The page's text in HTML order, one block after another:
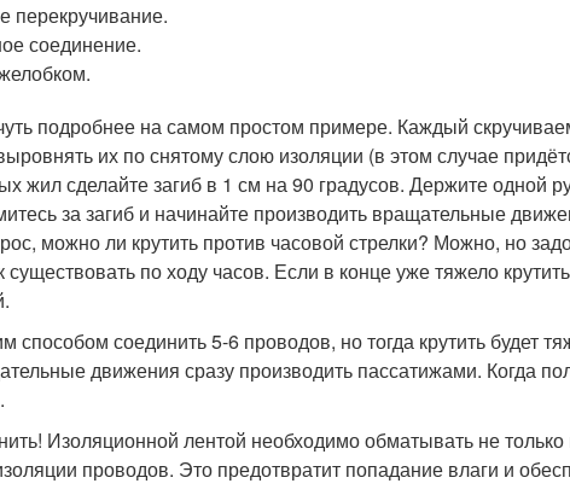
перекручивание.
соединение.
подробнее на самом простом примере. Каждый
их по снятому слою изоляции (в этом случае
жил сделайте загиб в 1 см на 90 градусов. Держите одной
за загиб и начинайте производить вращательные
можно ли крутить против часовой стрелки? Можно, но
по ходу часов. Если в конце уже тяжело
способом соединить 5-6 проводов, но тогда крутить будет
движения сразу производить пассатижами. Когда
Изоляционной лентой необходимо обматывать не только
проводов. Это предотвратит попадание влаги и